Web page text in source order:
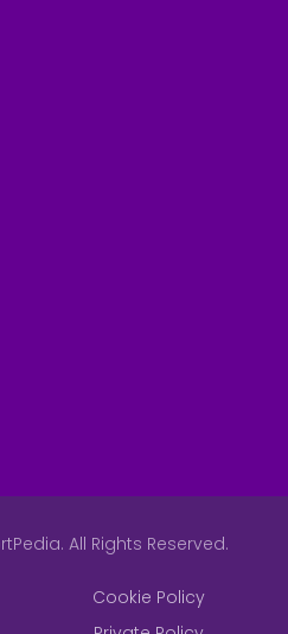
All Rights Reserved.
Cookie Policy